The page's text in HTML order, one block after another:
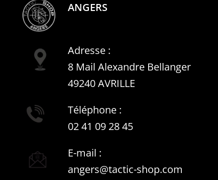
ANGERS
Adresse :
8 Mail Alexandre Bellanger
49240 AVRILLE
Téléphone :
02 41 09 28 45
E-mail :
angers@tactic-shop.com